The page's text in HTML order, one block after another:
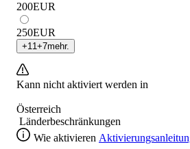
200EUR
250EUR
+11+7mehr.
Kann nicht aktiviert werden in
Österreich
Länderbeschränkungen
Wie aktivieren